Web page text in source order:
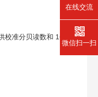
准分贝读数和 16
在线交流
微信扫一扫